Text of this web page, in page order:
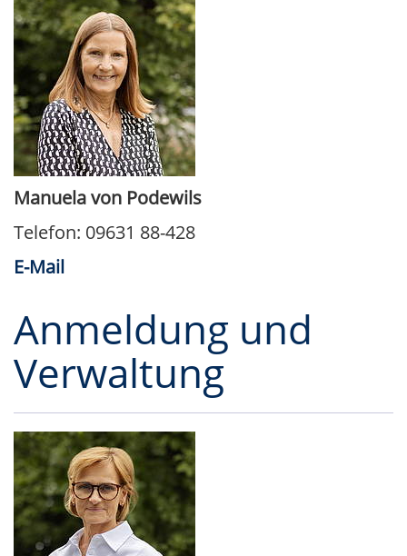
Manuela von Podewils
Telefon: 09631 88-428
E-Mail
Anmeldung und
Verwaltung